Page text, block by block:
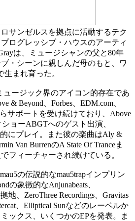
サンゼルスを拠点に活動するテク
ログレッシブ・ハウスのアーティ
は、ミュージシャンの父と80年
・シーンに親しんだ母のもと、ワ
生まれ育った。
ュージック界のアイコン的存在であ
& Beyond、Forbes、EDM.com、
サポートを受け続けており、Above
ョーABGTへのゲスト出演、
にプレイ。また彼の楽曲はAly &
Van BurrenのA State Of Tranceま
フィーチャーされ続けている。
の伝説的なmau5trapインプリン
の象徴的なAnjunabeats、
地、ZeroThree Recordings、Gravitas
、Elliptical Sunなどのレーベルか
ックス、いくつかのEPを発表。ま